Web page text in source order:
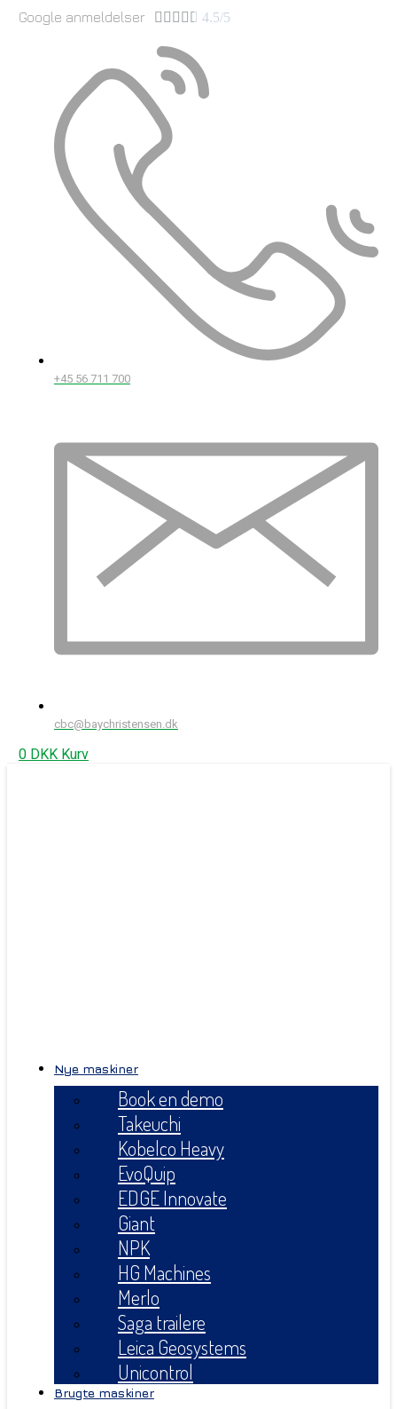
Google anmeldelser      4.5/5
+45 56 711 700
cbc@baychristensen.dk
0 DKK Kurv
Nye maskiner
Book en demo
Takeuchi
Kobelco Heavy
EvoQuip
EDGE Innovate
Giant
NPK
HG Machines
Merlo
Saga trailere
Leica Geosystems
Unicontrol
Brugte maskiner